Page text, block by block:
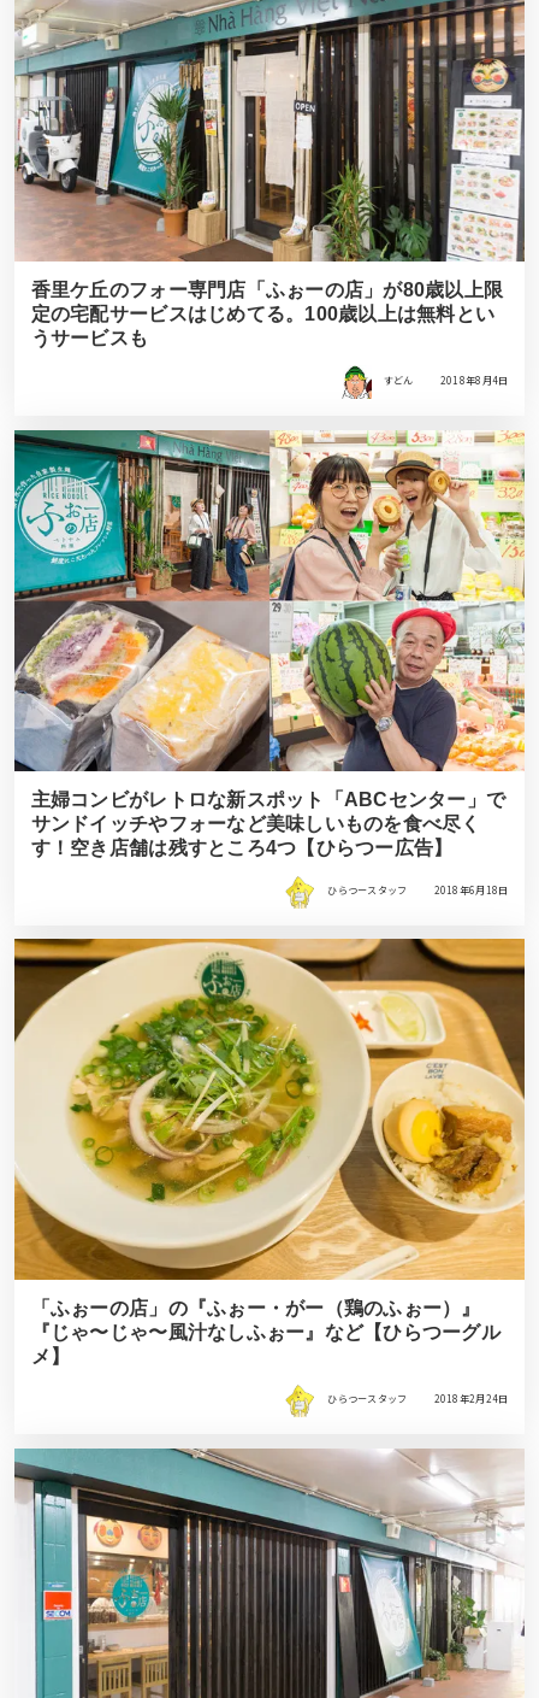
香里ケ丘のフォー専門店「ふぉーの店」が80歳以上限
定の宅配サービスはじめてる。100歳以上は無料とい
うサービスも
すどん 2018年8月4日
主婦コンビがレトロな新スポット「ABCセンター」で
サンドイッチやフォーなど美味しいものを食べ尽く
す！空き店舗は残すところ4つ【ひらつー広告】
ひらつースタッフ 2018年6月18日
「ふぉーの店」の『ふぉー・がー（鶏のふぉー）』
『じゃ〜じゃ〜風汁なしふぉー』など【ひらつーグル
メ】
ひらつースタッフ 2018年2月24日